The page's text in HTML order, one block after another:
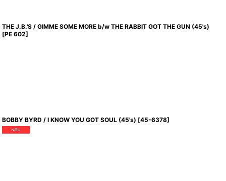
THE J.B.'S / GIMME SOME MORE b/w THE RABBIT GOT THE GUN (45's)
[PE 602]
BOBBY BYRD / I KNOW YOU GOT SOUL (45's) [45-6378]